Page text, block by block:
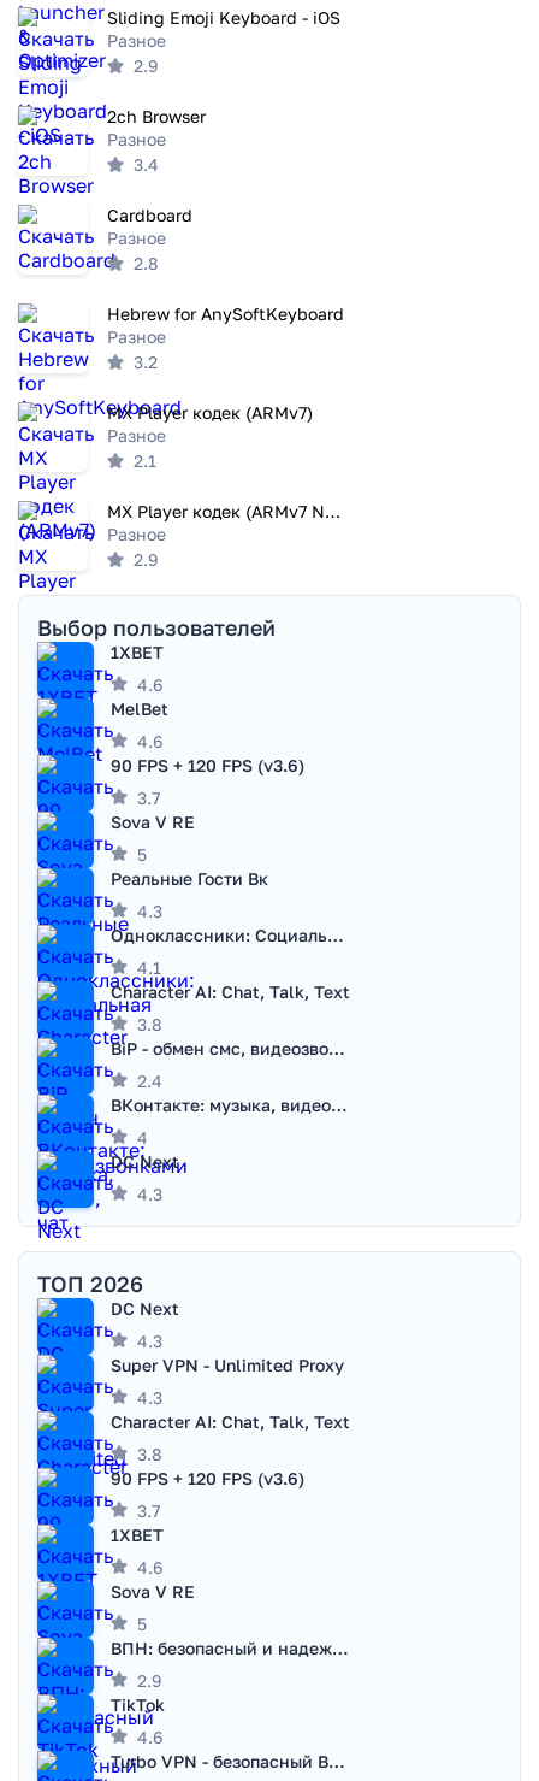
Sliding Emoji Keyboard - iOS
Разное
2.9
2ch Browser
Разное
3.4
Cardboard
Разное
2.8
Hebrew for AnySoftKeyboard
Разное
3.2
MX Player кодек (ARMv7)
Разное
2.1
MX Player кодек (ARMv7 NEON)
Разное
2.9
Выбор пользователей
1XBET
4.6
MelBet
4.6
90 FPS + 120 FPS (v3.6)
3.7
Sova V RE
5
Реальные Гости Вк
4.3
Одноклассники: Социальная сеть
4.1
Character AI: Chat, Talk, Text
3.8
BiP - обмен смс, видеозвонками
2.4
ВКонтакте: музыка, видео, чат
4
DC Next
4.3
ТОП 2026
DC Next
4.3
Super VPN - Unlimited Proxy
4.3
Character AI: Chat, Talk, Text
3.8
90 FPS + 120 FPS (v3.6)
3.7
1XBET
4.6
Sova V RE
5
ВПН: безопасный и надежный VPN
2.9
TikTok
4.6
Turbo VPN - безопасный ВПН